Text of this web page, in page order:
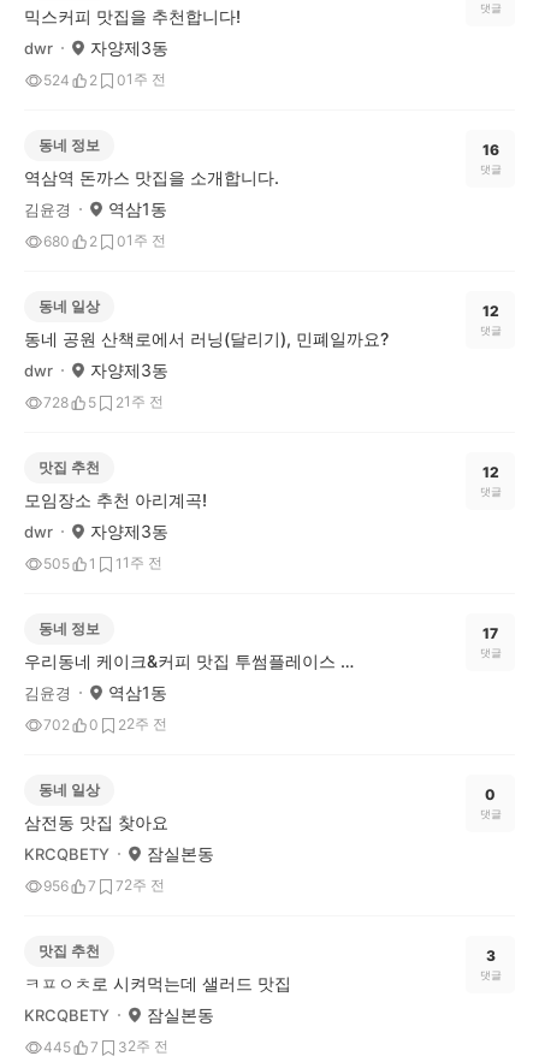
믹스커피 맛집을 추천합니다!
dwr 자양제3동
524 2 01주 전
댓글
동네 정보
역삼역 돈까스 맛집을 소개합니다.
김윤경 역삼1동
680 2 01주 전
16
댓글
동네 일상
동네 공원 산책로에서 러닝(달리기), 민폐일까요?
dwr 자양제3동
728 5 21주 전
12
댓글
맛집 추천
모임장소 추천 아리계곡!
dwr 자양제3동
505 1 1 1주 전
12
댓글
동네 정보
우리동네 케이크&커피 맛집 투썸플레이스 후기
김윤경 역삼1동
702 0 22주 전
17
댓글
동네 일상
삼전동 맛집 찾아요
KRCQBETY 잠실본동
956 7 72주 전
0
댓글
맛집 추천
ㅋㅍㅇㅊ로 시켜먹는데 샐러드 맛집
KRCQBETY 잠실본동
445 7 32주 전
3
댓글